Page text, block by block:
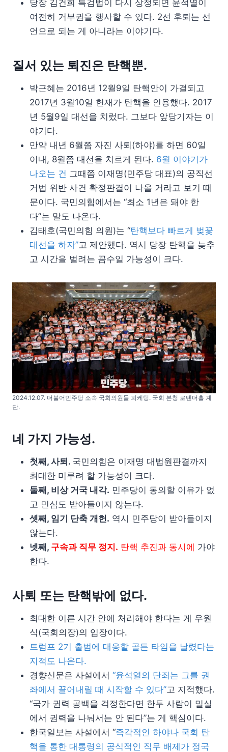
당장 김건희 특검법이 다시 상정되면 윤석열이
여전히 거부권을 행사할 수 있다. 2선 후퇴는 선
언으로 되는 게 아니라는 이야기다.
질서 있는 퇴진은 탄핵뿐.
박근혜는 2016년 12월9일 탄핵안이 가결되고
2017년 3월10일 헌재가 탄핵을 인용했다. 2017
년 5월9일 대선을 치렀다. 그보다 앞당기자는 이
야기다.
만약 내년 6월쯤 자진 사퇴(하야)를 하면 60일
이내, 8월쯤 대선을 치르게 된다. 6월 이야기가
나오는 건 그때쯤 이재명(민주당 대표)의 공직선
거법 위반 사건 확정판결이 나올 거라고 보기 때
문이다. 국민의힘에서는 “최소 1년은 돼야 한
다”는 말도 나온다.
김태호(국민의힘 의원)는 “탄핵보다 빠르게 벚꽃
대선을 하자”고 제안했다. 역시 당장 탄핵을 늦추
고 시간을 벌려는 꼼수일 가능성이 크다.
2024.12.07. 더불어민주당 소속 국회의원들 피케팅. 국회 본청 로텐더홀 계
단.
네 가지 가능성.
첫째, 사퇴. 국민의힘은 이재명 대법원판결까지
최대한 미루려 할 가능성이 크다.
둘째, 비상 거국 내각. 민주당이 동의할 이유가 없
고 민심도 받아들이지 않는다.
셋째, 임기 단축 개헌. 역시 민주당이 받아들이지
않는다.
넷째, 구속과 직무 정지. 탄핵 추진과 동시에 가야
한다.
사퇴 또는 탄핵밖에 없다.
최대한 이른 시간 안에 처리해야 한다는 게 우원
식(국회의장)의 입장이다.
트럼프 2기 출범에 대응할 골든 타임을 날렸다는
지적도 나온다.
경향신문은 사설에서 “윤석열의 단죄는 그를 권
좌에서 끌어내릴 때 시작할 수 있다”고 지적했다.
“국가 권력 공백을 걱정한다면 한두 사람이 밀실
에서 권력을 나눠서는 안 된다”는 게 핵심이다.
한국일보는 사설에서 “즉각적인 하야나 국회 탄
핵을 통한 대통령의 공식적인 직무 배제가 정국